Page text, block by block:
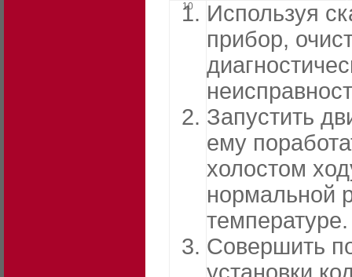
10
Используя
прибор,
Запустить
ему
холостом
нормальной
температуре.
Совершить